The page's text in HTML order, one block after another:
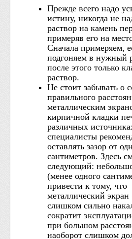
Прежде всего надо
истину, никогда не
раствор на камень
примеряв его на
Сначала примеряем,
подгоняем в нужный
после этого только
раствор.
Не стоит забывать о
правильного
металлическим
кирпичной кладки
различных
специалисты
оставлять зазор от
сантиметров. Здесь
следующий:
(менее одного
привести к тому, что
металлический экран
слишком сильно
сократит
при большом
наоборот слишком